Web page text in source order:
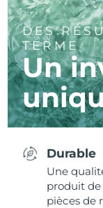
DES
TERME
Un
Durable
Une
produit de
pièces de